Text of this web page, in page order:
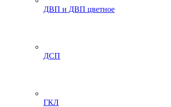
ДВП и ДВП цветное
ДСП
ГКЛ